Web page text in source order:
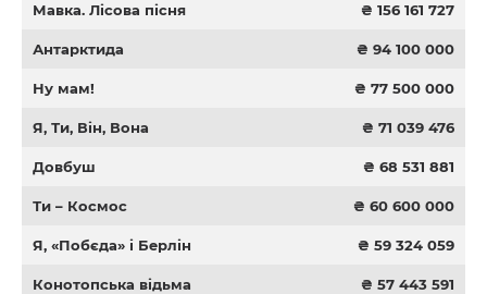
Мавка. Лісова пісня ₴ 156 161 727
Антарктида ₴ 94 100 000
Ну мам! ₴ 77 500 000
Я, Ти, Він, Вона ₴ 71 039 476
Довбуш ₴ 68 531 881
Ти – Космос ₴ 60 600 000
Я, «Побєда» і Берлін ₴ 59 324 059
Конотопська відьма ₴ 57 443 591